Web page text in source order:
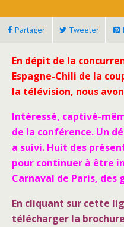
Partager Tweeter
En dépit de la
Espagne-Chili de la
la télévision, nous
Intéressé, captivé-
de la conférence. Un
a suivi. Huit des
pour continuer à être
Carnaval de Paris,
En cliquant sur cette
télécharger la